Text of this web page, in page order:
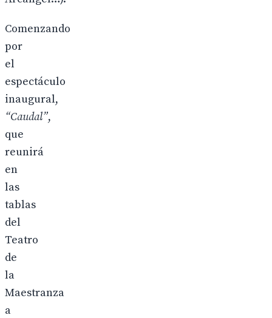
Comenzando
por
el
espectáculo
inaugural,
“Caudal”,
que
reunirá
en
las
tablas
del
Teatro
de
la
Maestranza
a